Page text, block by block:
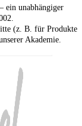
ein unabhängiger
(z. B. für Produkte
Akademie.